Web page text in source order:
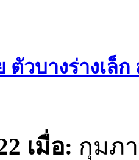
ตัวบางร่างเล็
เมื่อ: กุมภา